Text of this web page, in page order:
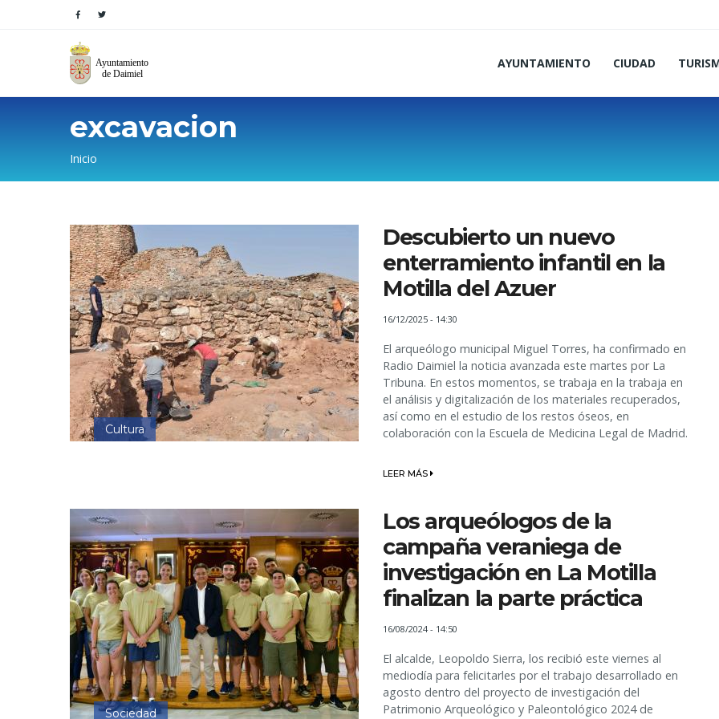
AYUNTAMIENTO CIUDAD
excavacion
Sobrescribir
de
ayuda
a
la
navegación
Inicio
Cultura
Descubierto un nuevo
enterramiento infantil en la
Motilla del Azuer
16/12/2025 - 14:30
El arqueólogo municipal Miguel Torres, ha confirmado en
Radio Daimiel la noticia avanzada este martes por La
Tribuna. En estos momentos, se trabaja en la trabaja en
el análisis y digitalización de los materiales recuperados,
así como en el estudio de los restos óseos, en
colaboración con la Escuela de Medicina Legal de Madrid.
LEER MÁS
Sociedad
Los arqueólogos de la
campaña veraniega de
investigación en La Motilla
finalizan la parte práctica
16/08/2024 - 14:50
El alcalde, Leopoldo Sierra, los recibió este viernes al
mediodía para felicitarles por el trabajo desarrollado en
agosto dentro del proyecto de investigación del
Patrimonio Arqueológico y Paleontológico 2024 de